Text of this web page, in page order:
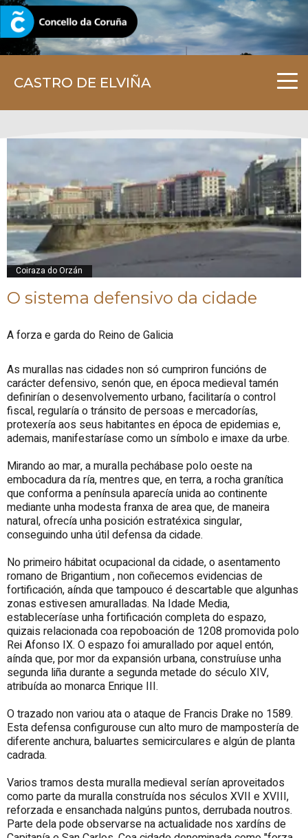
CASTRO DE ELVIÑA
CORUNA.GAL
Coiraza do Orzán
O sistema defensivo da cidade
A forza e garda do Reino de Galicia
As murallas nas cidades non só cumpriron funcións de
carácter defensivo, senón que, en época medieval tamén
definirían o desenvolvemento urbano, facilitaría o control
fiscal, regularía o tránsito de persoas e mercadorías,
protexería aos seus habitantes en época de epidemias e,
ademais, manifestaríase como un símbolo e imaxe da urbe.
Mirando ao mar, a muralla pechábase polo oeste na
embocadura da ría, mentres que, en terra, a rocha granítica
que conforma a península aparecía unida ao continente
mediante unha modesta franxa de area que, de maneira
natural, ofrecía unha posición estratéxica singular,
conseguindo unha útil defensa da cidade.
No primeiro hábitat ocupacional da cidade, o asentamento
romano de Brigantium , non coñecemos evidencias de
fortificación, aínda que tampouco é descartable que algunhas
zonas estivesen amuralladas. Na Idade Media,
estableceríase unha fortificación completa do espazo,
quizais relacionada coa repoboación de 1208 promovida polo
ReiAfonso IX. O espazo foi amurallado por aquel entón,
aínda que, por mor da expansión urbana, construíuse unha
segunda liña durante a segunda metade do século XIV,
atribuída ao monarca Enrique III.
O trazado non variou ata o ataque de Francis Drake no 1589.
Esta defensa configurouse cun alto muro de mampostería de
diferente anchura, baluartes semicirculares e algún de planta
cadrada.
Varios tramos desta muralla medieval serían aproveitados
como parte da muralla construída nos séculos XVII e XVIII,
reforzada e ensanchada nalgúns puntos, derrubada noutros.
Parte dela pode observarse na actualidade nos xardíns de